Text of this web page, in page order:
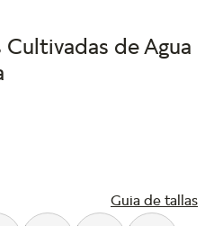
de Agua
Guia de tallas